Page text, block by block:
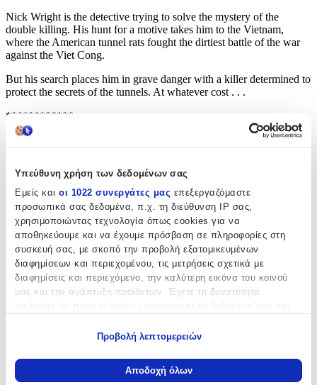
Υπεύθυνη χρήση των δεδομένων σας
Εμείς και οι 1022 συνεργάτες μας επεξεργαζόμαστε
προσωπικά σας δεδομένα, π.χ. τη διεύθυνση IP σας,
χρησιμοποιώντας τεχνολογία όπως cookies για να
αποθηκεύουμε και να έχουμε πρόσβαση σε πληροφορίες στη
συσκευή σας, με σκοπό την προβολή εξατομικευμένων
διαφημίσεων και περιεχομένου, τις μετρήσεις σχετικά με
διαφημίσεις και περιεχόμενο, την καλύτερη εικόνα του κοινού
μας και την ανάπτυξη προϊόντων. Έχετε τη δυνατότητα
Να συλλέξουμε πληροφορίες σχετικά με τη γεωγραφική
σας τοποθεσία, οι οποίες μπορεί να είναι ακριβείς σε
Προβολή λεπτομερειών
Αποδοχή όλων
Nick Wright is the detective trying to solve the mystery of the
double killing. His hunt for a motive takes him to the Vietnam,
where the American tunnel rats fought the dirtiest battle of the war
against the Viet Cong.
But his search places him in grave danger with a killer determined to
protect the secrets of the tunnels. At whatever cost . . .
************
PRAISE FOR STEPHEN LEATHER
Irish Times
‘As tough as British thrillers get . . . gripping’
Irish Independent
‘The sheer impetus of his story-telling is damned hard to resist’
Sunday Express
Χαρακτηριστικά
Συγγραφέας:
Stephen Leather
Εκδότης: